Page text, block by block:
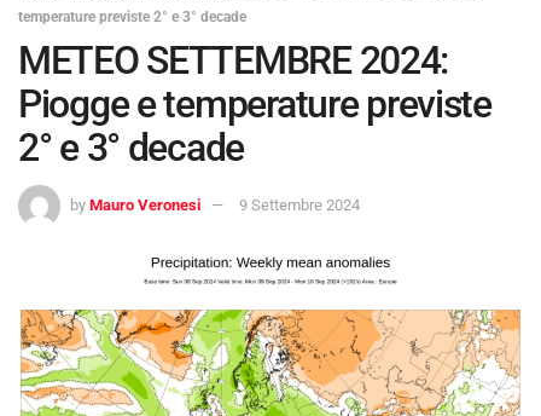
temperature previste 2° e 3° decade
METEO SETTEMBRE 2024:
Piogge e temperature previste
2° e 3° decade
by Mauro Veronesi 9 Settembre 2024